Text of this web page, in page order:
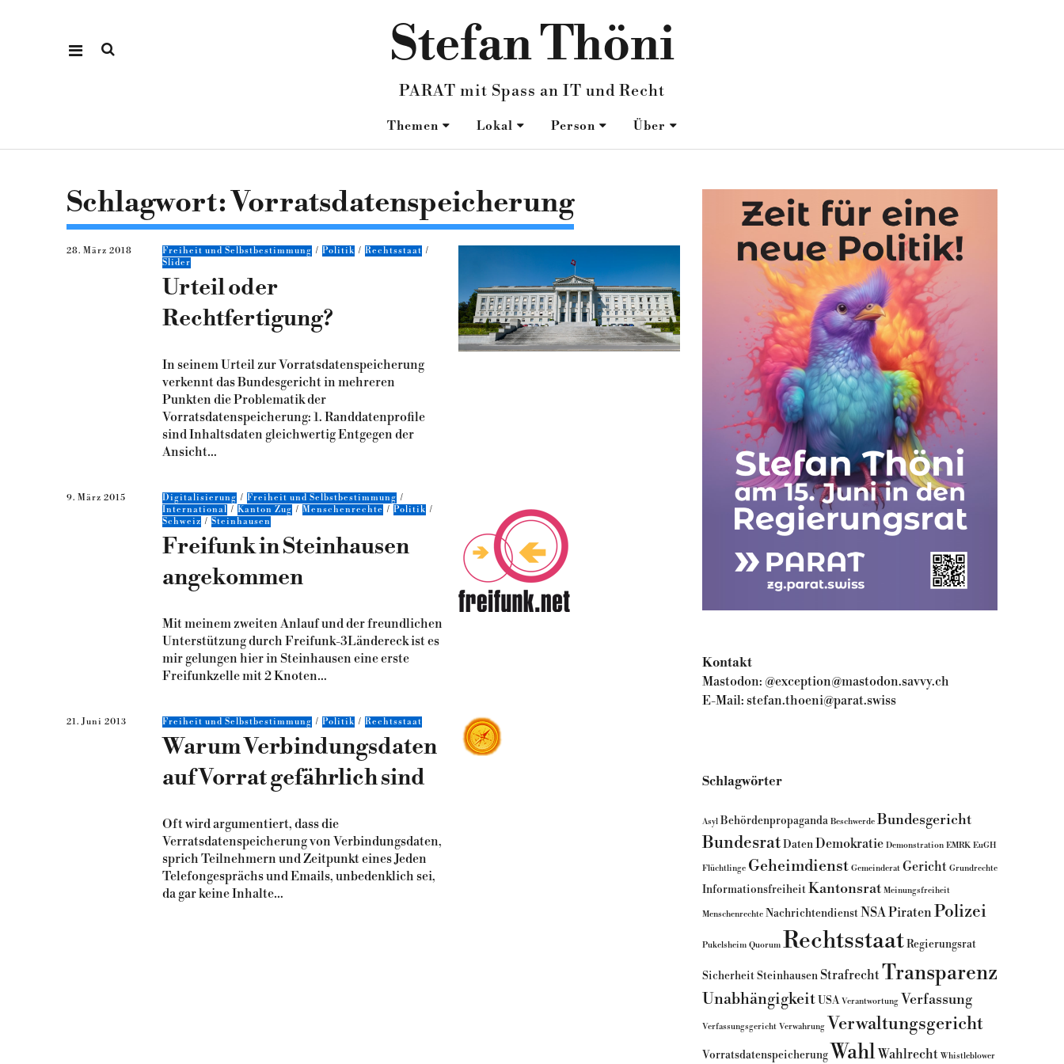
Stefan Thöni
PARAT mit Spass an IT und Recht
Themen Lokal Person Über
Schlagwort:Vorratsdatenspeicherung
28. März 2018 Freiheit und Selbstbestimmung Politik
Rechtsstaat
Slider
Urteil oder
Rechtfertigung?
In seinem Urteil zur Vorratsdatenspeicherung
verkennt das Bundesgericht in mehreren
Punkten die Problematik der
Vorratsdatenspeicherung: 1. Randdatenprofile
sind Inhaltsdaten gleichwertig Entgegen der
Ansicht…
9. März 2015 Digitalisierung
Freiheit und Selbstbestimmung
International
Kanton Zug Menschenrechte
Politik
Schweiz
Steinhausen
Freifunk in Steinhausen
angekommen
Mit meinem zweiten Anlauf und der freundlichen
Unterstützung durch Freifunk-3Ländereck ist es
mir gelungen hier in Steinhausen eine erste
Freifunkzelle mit 2 Knoten…
21. Juni 2013 Freiheit und Selbstbestimmung Politik Rechtsstaat
Warum Verbindungsdaten
auf Vorrat gefährlich sind
Oft wird argumentiert, dass die
Verratsdatenspeicherung von Verbindungsdaten,
sprich Teilnehmern und Zeitpunkt eines Jeden
Telefongesprächs und Emails, unbedenklich sei,
da gar keine Inhalte…
Kontakt
Mastodon: @exception@mastodon.savvy.ch
E-Mail: stefan.thoeni@parat.swiss
Schlagwörter
Asyl Behördenpropaganda Beschwerde Bundesgericht
BundesratDatenDemokratie Demonstration EMRK EuGH
Flüchtlinge Geheimdienst Gemeinderat Gericht Grundrechte
InformationsfreiheitKantonsrat Meinungsfreiheit
Menschenrechte NachrichtendienstNSAPiratenPolizei
Pukelsheim Quorum RechtsstaatRegierungsrat
SicherheitSteinhausenStrafrechtTransparenz
UnabhängigkeitUSA Verantwortung Verfassung
Verfassungsgericht Verwahrung Verwaltungsgericht
Vorratsdatenspeicherung Wahl Wahlrecht Whistleblower